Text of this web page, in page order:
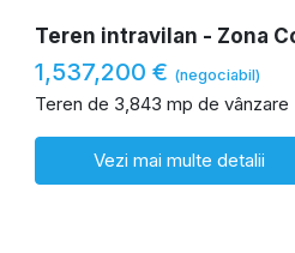
Teren intravilan - Zona
1,537,200 € (negociabil)
Teren de 3,843 mp de vânzare
Vezi mai multe detalii